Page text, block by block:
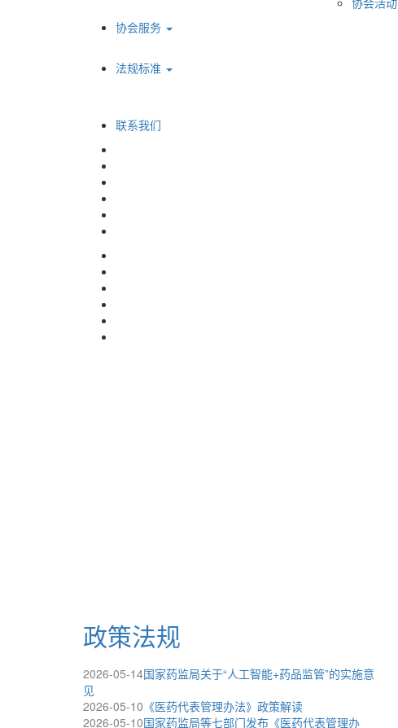
协会服务
法规标准
联系我们
政策法规
2026-05-14国家药监局关于“人工智能+药品监管”的实施意
见
2026-05-10 《医药代表管理办法》政策解读
2026-05-10国家药监局等七部门发布《医药代表管理办